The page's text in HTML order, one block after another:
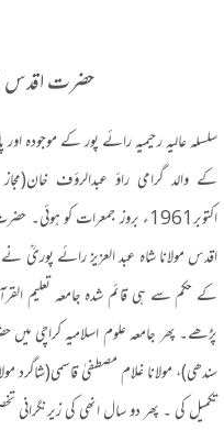
حضرت اقدس
سلسلہ عالیہ رحیمیہ رائے پور کے موجودہ
کے والد گرامی راؤ عبدالرؤف خان(
اکتوبر1961ء بروز جمعرات کو ہوئی۔
اقدس مولانا شاہ عبد العزیز رائے پوریؒ
کے حکم سے ہی قائم شدہ جامعہ تعلیم
پڑھے۔ پھر جامعہ علوم اسلامیہ کراچی
سندھی)، مولانا غلام مصطفیٰ قاسمی(شاگرد
تکمیل کی ۔ پھر دو سال انھی کی زیرنگرانی